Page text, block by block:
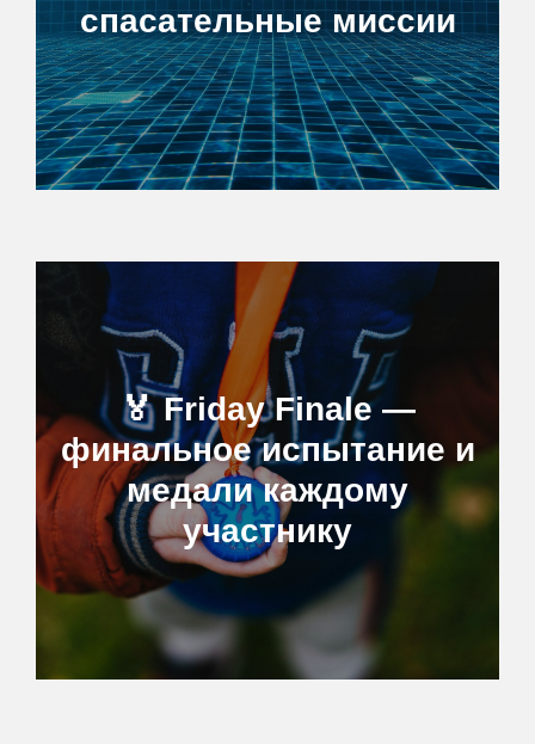
спасательные миссии
🏅 Friday Finale —
финальное испытание и
медали каждому
участнику